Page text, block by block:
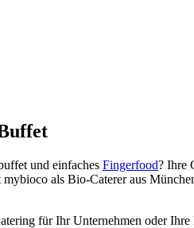
und einfaches Fingerfood? Ihre
als Bio-Caterer aus
für Ihr Unternehmen oder